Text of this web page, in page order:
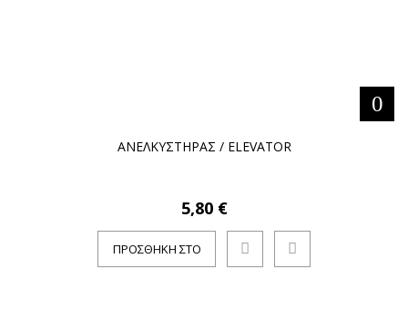
ΑΝΕΛΚΥΣΤΗΡΑΣ / ELEVATOR
5,80 €
ΠΡΟΣΘΉΚΗ ΣΤΟ